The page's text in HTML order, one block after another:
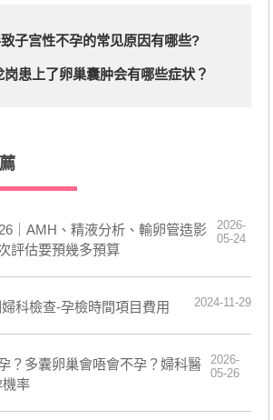
子宫性不孕的常见原因有哪些?
岗患上了卵巢囊肿会有哪些症状？
｜AMH、精液分析、輸卵管造影
評估要預幾多預算
2026-
05-24
科檢查-孕檢時間項目費用 2024-11-29
？多囊卵巢會唔會不孕？婦科醫
率
2026-
05-26